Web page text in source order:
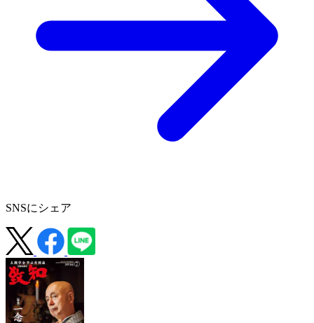
SNSにシェア